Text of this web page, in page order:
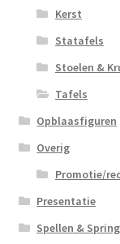
Kerst
Statafels
Stoelen &
Tafels
Opblaasfiguren
Overig
Promotie/
Presentatie
Spellen &